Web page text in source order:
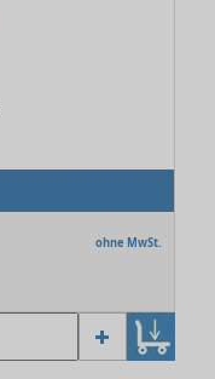
ohne MwSt.